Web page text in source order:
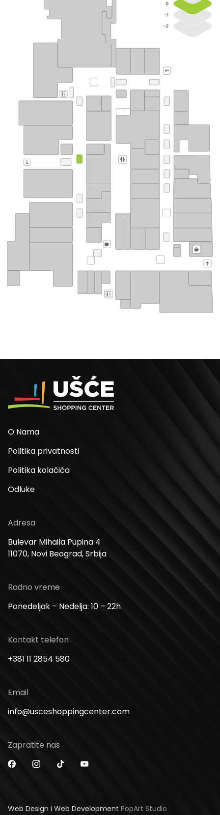
O Nama
Politika privatnosti
Politika kolačića
Odluke
Adresa
Bulevar Mihaila Pupina 4
11070, Novi Beograd, Srbija
Radno vreme
Ponedeljak – Nedelja: 10 – 22h
Kontakt telefon
+381 11 2854 580
Email
info@usceshoppingcenter.com
Zapratite nas
Web Design i Web Development PopArt Studio